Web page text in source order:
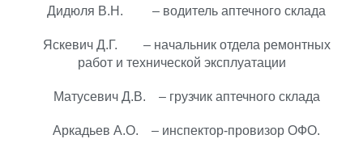
Дидюля В.Н. – водитель аптечного склада
Яскевич Д.Г. – начальник отдела ремонтных
работ и технической эксплуатации
Матусевич Д.В. – грузчик аптечного склада
Аркадьев А.О. – инспектор-провизор ОФО.